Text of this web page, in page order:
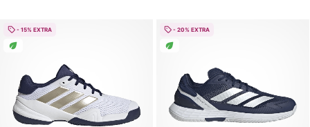
- 15% EXTRA - 20% EXTRA